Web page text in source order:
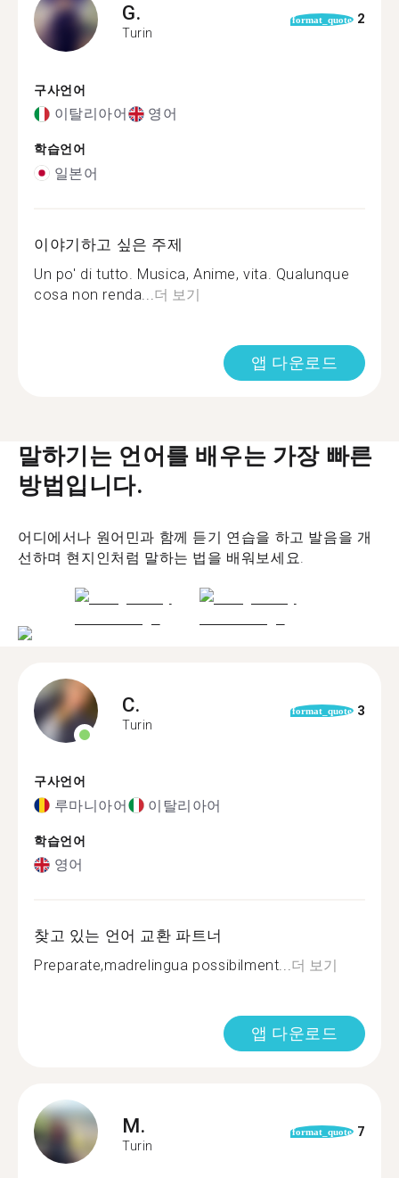
G.
Turin
format_quote 2
구사언어
이탈리아어 영어
학습언어
일본어
이야기하고 싶은 주제
Un po' di tutto. Musica, Anime, vita. Qualunque
cosa non renda... 더 보기
앱 다운로드
말하기는 언어를 배우는 가장 빠른
방법입니다.
어디에서나 원어민과 함께 듣기 연습을 하고 발음을 개
선하며 현지인처럼 말하는 법을 배워보세요.
C.
Turin
format_quote 3
구사언어
루마니아어 이탈리아어
학습언어
영어
찾고 있는 언어 교환 파트너
Preparate,madrelingua possibilment...더 보기
앱 다운로드
M.
Turin
format_quote 7